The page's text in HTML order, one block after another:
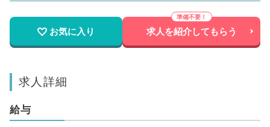
お気に入り 求人を紹介してもらう
求人詳細
給与